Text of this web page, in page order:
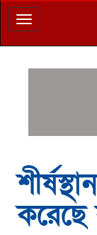
Toggle
navigation
করেছে